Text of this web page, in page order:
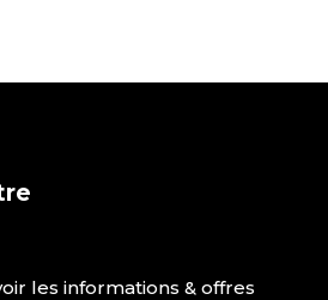
les informations & offres